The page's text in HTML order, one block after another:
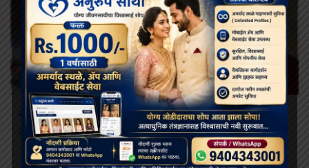
INFORMATION
अमेरिकेचे चीनला ‘पंचेन लामा’ यांची सुटका करण्याचे आवाहन
May 20, 2026 buddhistbharat